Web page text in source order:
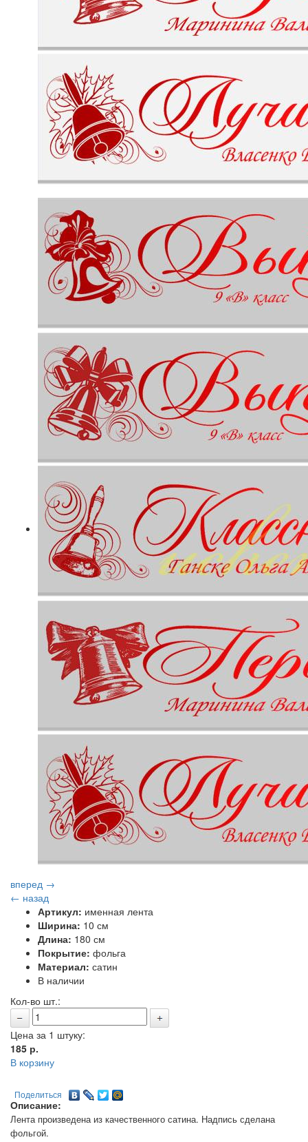
вперед →
← назад
Артикул: именная лента
Ширина: 10 см
Длина: 180 см
Покрытие: фольга
Материал: сатин
В наличии
Кол-во шт.:
Цена за 1 штуку:
185 р.
В корзину
Поделиться
Описание:
Лента произведена из качественного сатина. Надпись сделана
фольгой.